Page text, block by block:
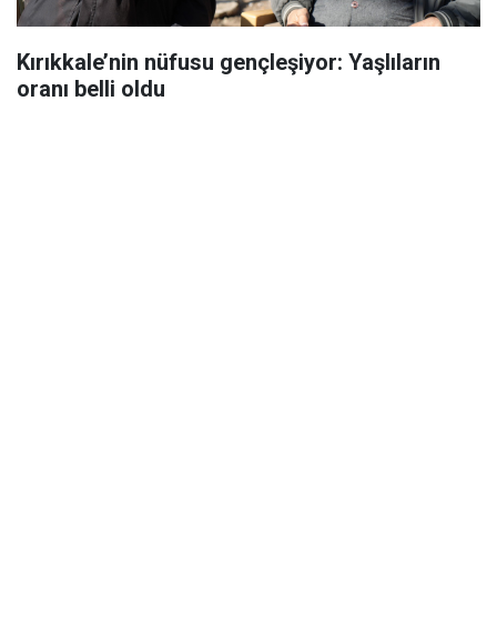
Kırıkkale’nin nüfusu gençleşiyor: Yaşlıların
oranı belli oldu